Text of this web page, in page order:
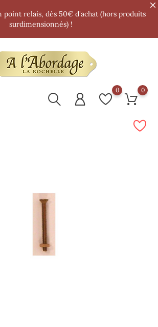
relais, dès 50€ d'achat (hors produits
surdimensionnés) !
0 0